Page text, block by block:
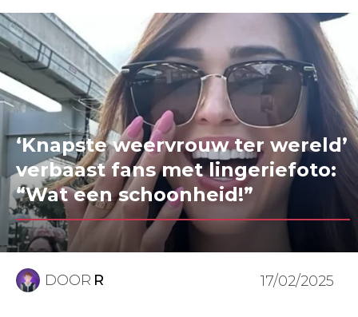
‘Knapste weervrouw ter wereld’
verbaast fans met lingeriefoto:
“Wat een schoonheid!”
DOOR R 17/02/2025